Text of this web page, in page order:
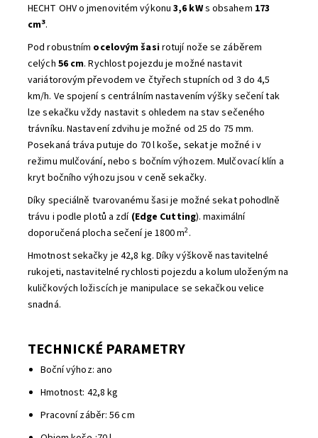
HECHT OHV o jmenovitém výkonu 3,6 kWs obsahem 173
cm3.
Pod robustním ocelovým šasirotují nože se záběrem
celých 56 cm. Rychlost pojezdu je možné nastavit
variátorovým převodem ve čtyřech stupních od 3 do 4,5
km/h. Ve spojení s centrálním nastavením výšky sečení tak
lze sekačku vždy nastavit s ohledem na stav sečeného
trávníku. Nastavení zdvihu je možné od 25 do 75 mm.
Posekaná tráva putuje do 70 l koše, sekat je možné i v
režimu mulčování, nebo s bočním výhozem. Mulčovací klín a
kryt bočního výhozu jsou v ceně sekačky.
Díky speciálně tvarovanému šasi je možné sekat pohodlně
trávu i podle plotů a zdí (Edge Cutting). maximální
doporučená plocha sečení je 1800 m2.
Hmotnost sekačky je 42,8 kg. Díky výškově nastavitelné
rukojeti, nastavitelné rychlosti pojezdu a kolum uloženým na
kuličkových ložiscích je manipulace se sekačkou velice
snadná.
TECHNICKÉ PARAMETRY
Boční výhoz: ano
Hmotnost: 42,8 kg
Pracovní záběr: 56 cm